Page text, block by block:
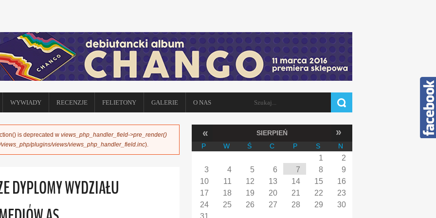
WYWIADY RECENZJE FELIETONY GALERIE O NAS FORMULARZ WYSZUKIWANIA
SIERPIEŃ
« »
P W Ś C P S N
1
2
3
4 5 6 7 8
9
10
11 12 13 14 15
16
17
18 19 20 21 22
23
24
25 26 27 28 29
30
31
is deprecated w views_php_handler_field->pre_render()
plugins/views/views_php_handler_field.inc).
DYPLOMY WYDZIAŁU